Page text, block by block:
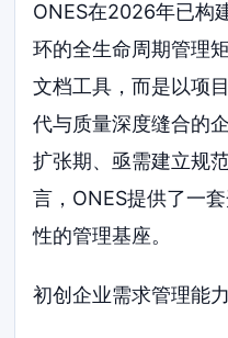
ONES在2026年已构
环的全生命周期管理
文档工具，而是以项
代与质量深度缝合的
扩张期、亟需建立规
言，ONES提供了一
性的管理基座。
初创企业需求管理能